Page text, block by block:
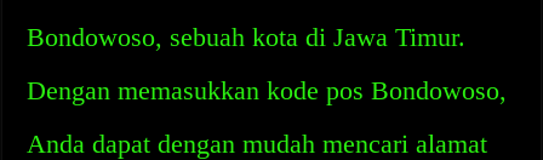
Bondowoso, sebuah kota di Jawa Timur.
Dengan memasukkan kode pos Bondowoso,
Anda dapat dengan mudah mencari alamat